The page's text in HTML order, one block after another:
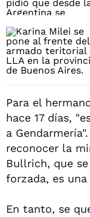
Para el
hace 17 días,
a
reconocer la
Bullrich, que
forzada, es
En tanto, se